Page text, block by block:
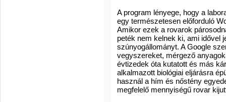
A program lényege, hogy a
egy természetesen előforduló
Amikor ezek a rovarok
peték nem kelnek ki, ami idővel
szúnyogállományt. A Google
vegyszereket, mérgező
évtizedek óta kutatott és más
alkalmazott biológiai eljárásra
használ a hím és nőstény
megfelelő mennyiségű rovar